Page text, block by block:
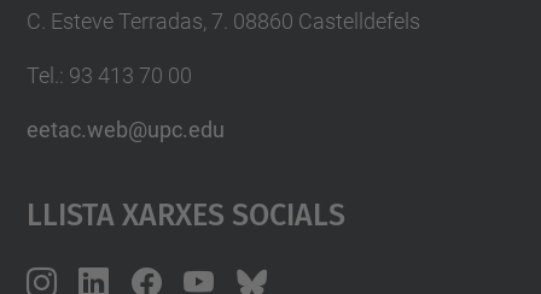
C. Esteve Terradas, 7. 08860 Castelldefels
Tel.: 93 413 70 00
eetac.web@upc.edu
Llista Xarxes Socials